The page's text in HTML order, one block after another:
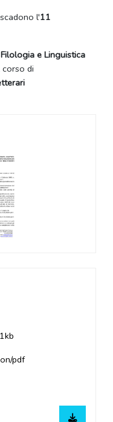
l'11
Filologia e Linguistica
di
pdf